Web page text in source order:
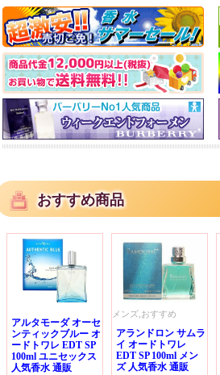
おすすめ商品
アルタモーダ オーセ
ンティックブルー オ
ードトワレ EDT SP
100ml ユニセックス
人気香水 通販
メンズ,おすすめ
アランドロン サムラ
イ オードトワレ
EDT SP 100ml メン
ズ 人気香水 通販